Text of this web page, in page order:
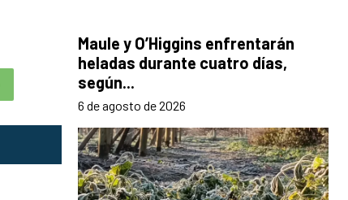
Maule y O’Higgins enfrentarán
heladas durante cuatro días,
según...
6 de agosto de 2026